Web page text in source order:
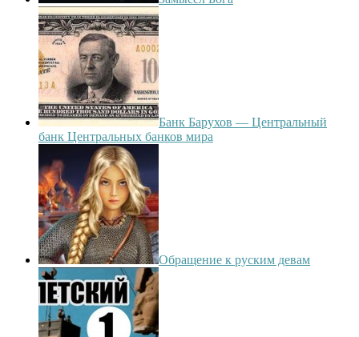
Банк Барухов — Центральный
банк Центральных банков мира
Обращение к руским девам